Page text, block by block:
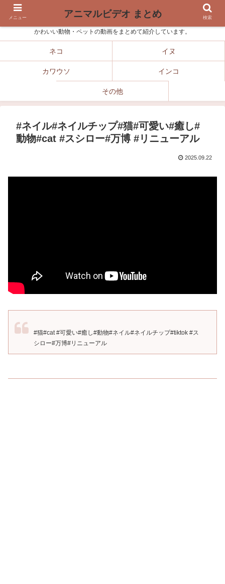
かわいい動物・ペットの動画をまとめて紹介しています。
ネコ イヌ
カワウソ インコ
その他
#ネイル#ネイルチップ#猫#可愛い#癒し#
動物#cat #スシロー#万博 #リニューアル
2025.09.22
#猫#cat #可愛い#癒し#動物#ネイル#ネイルチップ#tiktok #ス
シロー#万博#リニューアル
メニュー アニマルビデオ まとめ 検索